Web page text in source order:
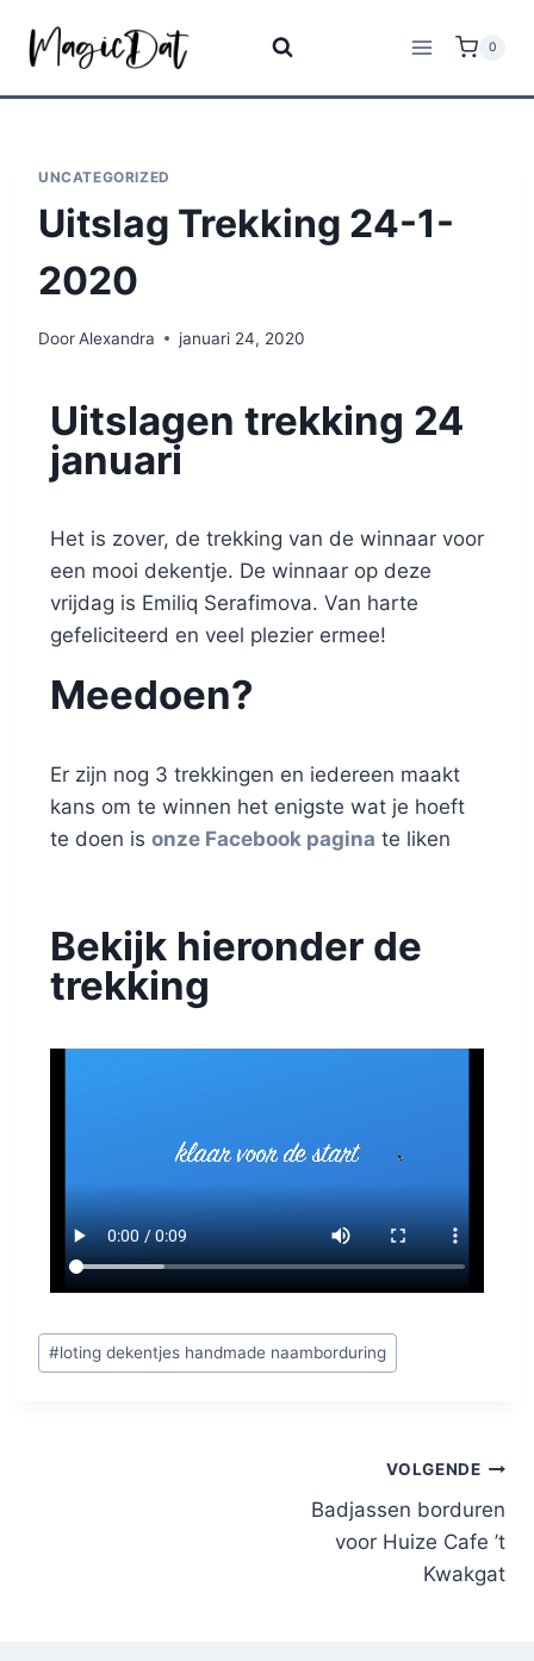
0
UNCATEGORIZED
Uitslag Trekking 24-1-
2020
DoorAlexandra januari 24, 2020
Uitslagen trekking 24
januari
Het is zover, de trekking van de winnaar voor
een mooi dekentje. De winnaar op deze
vrijdag is Emiliq Serafimova. Van harte
gefeliciteerd en veel plezier ermee!
Meedoen?
Er zijn nog 3 trekkingen en iedereen maakt
kans om te winnen het enigste wat je hoeft
te doen is onze Facebook pagina te liken
Bekijk hieronder de
trekking
#loting dekentjes handmade naamborduring
VOLGENDE
Badjassen borduren
voor Huize Cafe ’t
Kwakgat